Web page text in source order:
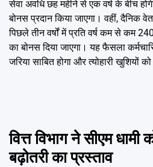
सेवा अवधि छह महीने से एक वर्ष के बीच
बोनस प्रदान किया जाएगा। वहीं, दैनिक
पिछले तीन वर्षों में प्रति वर्ष कम से कम
का बोनस दिया जाएगा। यह फैसला
जरिया साबित होगा और त्योहारी खुशियों को
वित्त विभाग ने सीएम धामी
बढ़ोतरी का प्रस्ताव